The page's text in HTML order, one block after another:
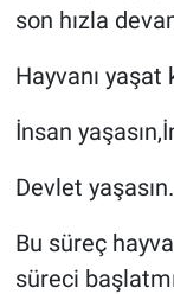
son hızla
Hayvanı yaşat
İnsan
Devlet
Bu süreç
süreci